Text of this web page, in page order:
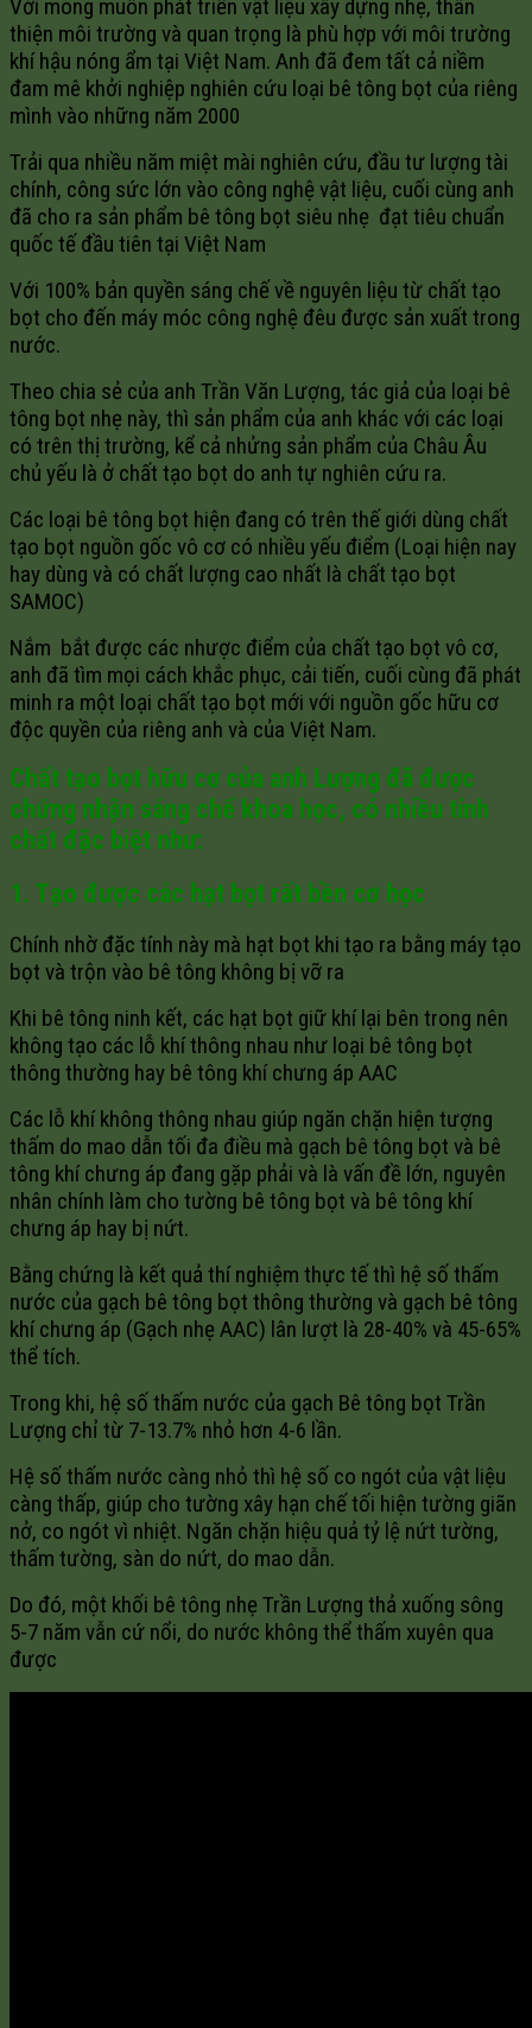
Với mong muôn phát triển vật liệu xây dựng nhẹ, thân
thiện môi trường và quan trọng là phù hợp với môi trường
khí hậu nóng ẩm tại Việt Nam. Anh đã đem tất cả niềm
đam mê khởi nghiệp nghiên cứu loại bê tông bọt của riêng
mình vào những năm 2000
Trải qua nhiều năm miệt mài nghiên cứu, đầu tư lượng tài
chính, công sức lớn vào công nghệ vật liệu, cuối cùng anh
đã cho ra sản phẩm bê tông bọt siêu nhẹ đạt tiêu chuẩn
quốc tế đầu tiên tại Việt Nam
Với 100% bản quyền sáng chế về nguyên liệu từ chất tạo
bọt cho đến máy móc công nghệ đêu được sản xuất trong
nước.
Theo chia sẻ của anh Trần Văn Lượng, tác giả của loại bê
tông bọt nhẹ này, thì sản phẩm của anh khác với các loại
có trên thị trường, kể cả nhửng sản phẩm của Châu Âu
chủ yếu là ở chất tạo bọt do anh tự nghiên cứu ra.
Các loại bê tông bọt hiện đang có trên thế giới dùng chất
tạo bọt nguồn gốc vô cơ có nhiều yếu điểm (Loại hiện nay
hay dùng và có chất lượng cao nhất là chất tạo bọt
SAMOC)
Nắm bắt được các nhược điểm của chất tạo bọt vô cơ,
anh đã tìm mọi cách khắc phục, cải tiến, cuối cùng đã phát
minh ra một loại chất tạo bọt mới với nguồn gốc hữu cơ
độc quyền của riêng anh và của Việt Nam.
Chất tạo bọt hữu cơ của anh Lượng đã được
chứng nhận sáng chế khoa học, có nhiều tính
chất đặc biệt như:
1. Tạo được các hạt bọt rất bền cơ học
Chính nhờ đặc tính này mà hạt bọt khi tạo ra bằng máy tạo
bọt và trộn vào bê tông không bị vỡ ra
Khi bê tông ninh kết, các hạt bọt giữ khí lại bên trong nên
không tạo các lỗ khí thông nhau như loại bê tông bọt
thông thường hay bê tông khí chưng áp AAC
Các lỗ khí không thông nhau giúp ngăn chặn hiện tượng
thấm do mao dẫn tối đa điều mà gạch bê tông bọt và bê
tông khí chưng áp đang gặp phải và là vấn đề lớn, nguyên
nhân chính làm cho tường bê tông bọt và bê tông khí
chưng áp hay bị nứt.
Bằng chứng là kết quả thí nghiệm thực tế thì hệ số thấm
nước của gạch bê tông bọt thông thường và gạch bê tông
khí chưng áp (Gạch nhẹ AAC) lân lượt là 28-40% và 45-65%
thể tích.
Trong khi, hệ số thấm nước của gạch Bê tông bọt Trần
Lượng chỉ từ 7-13.7% nhỏ hơn 4-6 lần.
Hệ số thấm nước càng nhỏ thì hệ số co ngót của vật liệu
càng thấp, giúp cho tường xây hạn chế tối hiện tường giãn
nở, co ngót vì nhiệt. Ngăn chặn hiệu quả tỷ lệ nứt tường,
thấm tường, sàn do nứt, do mao dẫn.
Do đó, một khối bê tông nhẹ Trần Lượng thả xuống sông
5-7 năm vẫn cứ nổi, do nước không thể thấm xuyên qua
được